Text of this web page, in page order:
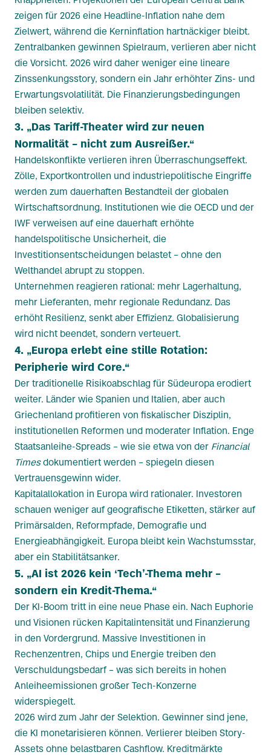
zeigen für 2026 eine Headline-Inflation nahe dem
Zielwert, während die Kerninflation hartnäckiger bleibt.
Zentralbanken gewinnen Spielraum, verlieren aber nicht
die Vorsicht. 2026 wird daher weniger eine lineare
Zinssenkungsstory, sondern ein Jahr erhöhter Zins- und
Erwartungsvolatilität. Die Finanzierungsbedingungen
bleiben selektiv.
3. „Das Tariff-Theater wird zur neuen
Normalität – nicht zum Ausreißer.“
Handelskonflikte verlieren ihren Überraschungseffekt.
Zölle, Exportkontrollen und industriepolitische Eingriffe
werden zum dauerhaften Bestandteil der globalen
Wirtschaftsordnung. Institutionen wie die OECD und der
IWF verweisen auf eine dauerhaft erhöhte
handelspolitische Unsicherheit, die
Investitionsentscheidungen belastet – ohne den
Welthandel abrupt zu stoppen.
Unternehmen reagieren rational: mehr Lagerhaltung,
mehr Lieferanten, mehr regionale Redundanz. Das
erhöht Resilienz, senkt aber Effizienz. Globalisierung
wird nicht beendet, sondern verteuert.
4. „Europa erlebt eine stille Rotation:
Peripherie wird Core.“
Der traditionelle Risikoabschlag für Südeuropa erodiert
weiter. Länder wie Spanien und Italien, aber auch
Griechenland profitieren von fiskalischer Disziplin,
institutionellen Reformen und moderater Inflation. Enge
Staatsanleihe-Spreads – wie sie etwa von der Financial
Timesdokumentiert werden – spiegeln diesen
Vertrauensgewinn wider.
Kapitalallokation in Europa wird rationaler. Investoren
schauen weniger auf geografische Etiketten, stärker auf
Primärsalden, Reformpfade, Demografie und
Energieabhängigkeit. Europa bleibt kein Wachstumsstar,
aber ein Stabilitätsanker.
5. „AI ist 2026 kein ‘Tech’-Thema mehr –
sondern ein Kredit-Thema.“
Der KI-Boom tritt in eine neue Phase ein. Nach Euphorie
und Visionen rücken Kapitalintensität und Finanzierung
in den Vordergrund. Massive Investitionen in
Rechenzentren, Chips und Energie treiben den
Verschuldungsbedarf – was sich bereits in hohen
Anleiheemissionen großer Tech-Konzerne
widerspiegelt.
2026 wird zum Jahr der Selektion. Gewinner sind jene,
die KI monetarisieren können. Verlierer bleiben Story-
Assets ohne belastbaren Cashflow. Kreditmärkte